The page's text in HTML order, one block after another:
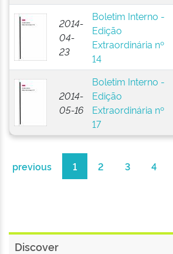
2014-
04-
23
Boletim Interno -
Edição
Extraordinária nº
14
2014-
05-16
Boletim Interno -
Edição
Extraordinária nº
17
previous 1 2 3 4
Discover